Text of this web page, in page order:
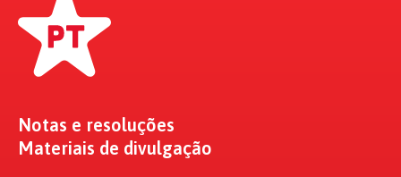
Notas e resoluções
Materiais de divulgação